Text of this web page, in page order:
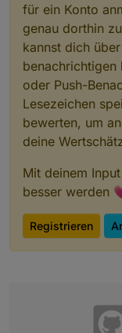
für ein Konto
genau dorthin
kannst dich
benachrichtigen
oder Push-
Lesezeichen
bewerten, um
deine
Mit deinem
besser werden
Registrieren